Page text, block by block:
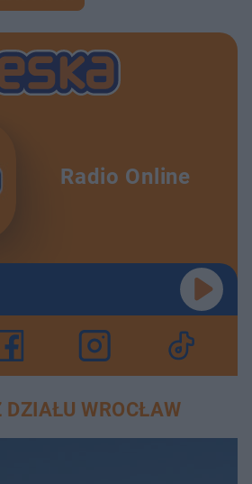
Radio Online
WROCŁAW